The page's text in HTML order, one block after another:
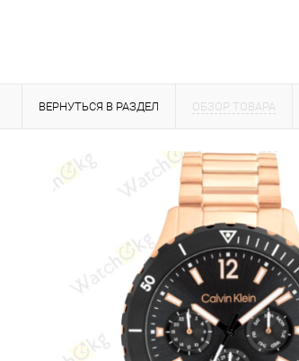
ВЕРНУТЬСЯ В РАЗДЕЛ ОБЗОР ТОВАРА